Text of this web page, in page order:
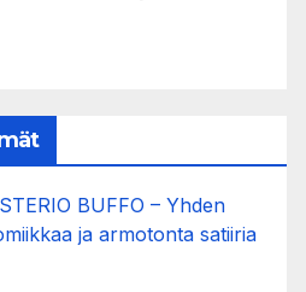
BUFFO – Yhden
ja armotonta satiiria